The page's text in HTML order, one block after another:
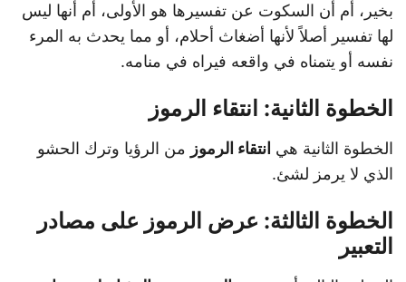
بخير، أم أن السكوت عن تفسيرها هو الأولى، أم أنها ليس
لها تفسير أصلاً لأنها أضغاث أحلام، أو مما يحدث به المرء
نفسه أو يتمناه في واقعه فيراه في منامه.
الخطوة الثانية: انتقاء الرموز
الخطوة الثانية هي انتقاء الرموز من الرؤيا وترك الحشو
الذي لا يرمز لشئ.
الخطوة الثالثة: عرض الرموز على مصادر
التعبير